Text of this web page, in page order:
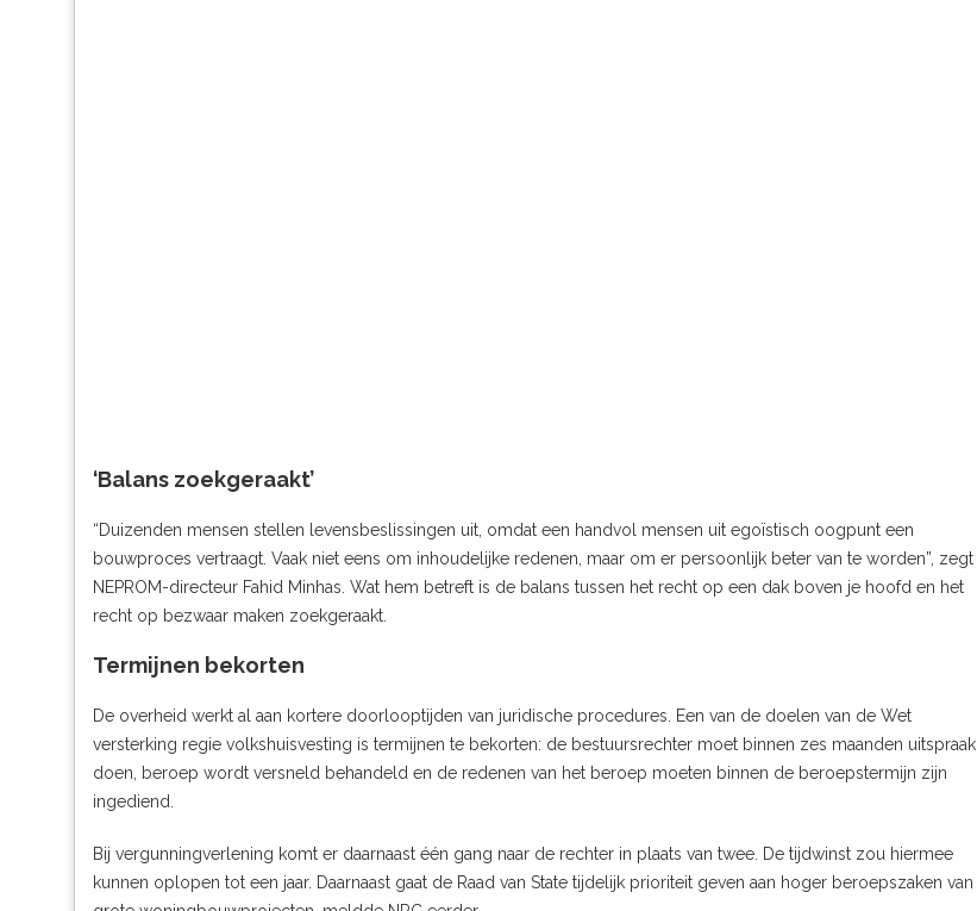
‘Balans zoekgeraakt’
“Duizenden mensen stellen levensbeslissingen uit, omdat een handvol mensen uit egoïstisch oogpunt een
bouwproces vertraagt. Vaak niet eens om inhoudelijke redenen, maar om er persoonlijk beter van te worden”, zegt
NEPROM-directeur Fahid Minhas. Wat hem betreft is de balans tussen het recht op een dak boven je hoofd en het
recht op bezwaar maken zoekgeraakt.
Termijnen bekorten
De overheid werkt al aan kortere doorlooptijden van juridische procedures. Een van de doelen van de Wet
versterking regie volkshuisvesting is termijnen te bekorten: de bestuursrechter moet binnen zes maanden uitspraak
doen, beroep wordt versneld behandeld en de redenen van het beroep moeten binnen de beroepstermijn zijn
ingediend.
Bij vergunningverlening komt er daarnaast één gang naar de rechter in plaats van twee. De tijdwinst zou hiermee
kunnen oplopen tot een jaar. Daarnaast gaat de Raad van State tijdelijk prioriteit geven aan hoger beroepszaken van